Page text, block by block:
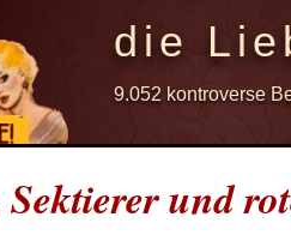
die
9.052 kontroverse
und